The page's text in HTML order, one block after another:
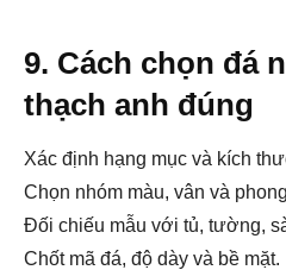
9. Cách chọn đá
thạch anh đúng
Xác định hạng mục và kích
Chọn nhóm màu, vân và
Đối chiếu mẫu với tủ, tường,
Chốt mã đá, độ dày và bề mặt.